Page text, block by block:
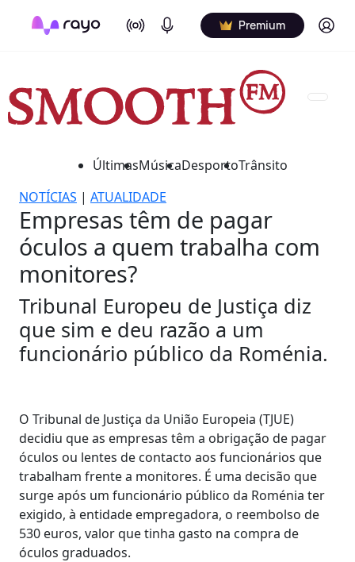
On Air Podcasts Premium Log in
ÚltimasMúsicaDesportoTrânsito
NOTÍCIAS | ATUALIDADE
Empresas têm de pagar
óculos a quem trabalha com
monitores?
Tribunal Europeu de Justiça diz
que sim e deu razão a um
funcionário público da Roménia.
O Tribunal de Justiça da União Europeia (TJUE)
decidiu que as empresas têm a obrigação de pagar
óculos ou lentes de contacto aos funcionários que
trabalham frente a monitores. É uma decisão que
surge após um funcionário público da Roménia ter
exigido, à entidade empregadora, o reembolso de
530 euros, valor que tinha gasto na compra de
óculos graduados.